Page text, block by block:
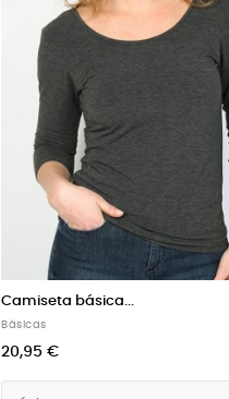
Camiseta básica...
18,95 €